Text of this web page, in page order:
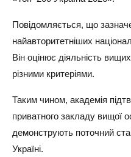
Повідомляється, що
найавторитетніших
Він оцінює діяльність
різними критеріями.
Таким чином, академія
приватного закладу вищої
демонструють поточний
Україні.